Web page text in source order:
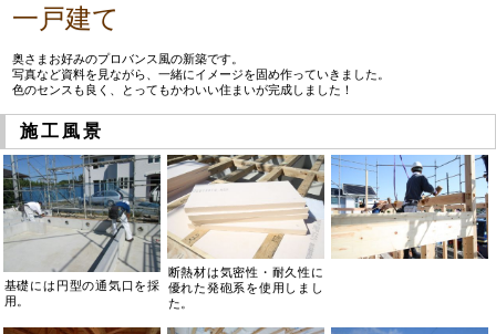
一戸建て
奥さまお好みのプロバンス風の新築です。
写真など資料を見ながら、一緒にイメージを固め作っていきました。
色のセンスも良く、とってもかわいい住まいが完成しました！
施工風景
基礎には円型の通気口を採
用。
断熱材は気密性・耐久性に
優れた発砲系を使用しまし
た。